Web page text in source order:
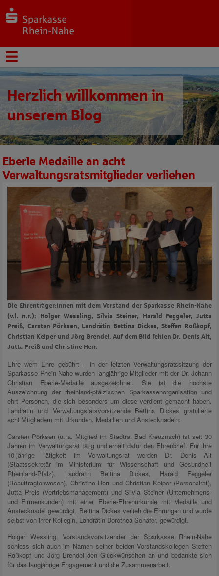
Herzlich willkommen in
unserem Blog
Eberle Medaille an acht
Verwaltungsratsmitglieder verliehen
Die Ehrenträger:innen mit dem Vorstand der Sparkasse Rhein-Nahe
(v.l. n.r.): Holger Wessling, Silvia Steiner, Harald Feggeler, Jutta
Preiß, Carsten Pörksen, Landrätin Bettina Dickes, Steffen Roßkopf,
Christian Keiper und Jörg Brendel. Auf dem Bild fehlen Dr. Denis Alt,
Jutta Preiß und Christine Herr.
Ehre wem Ehre gebührt – in der letzten Verwaltungsratssitzung der
Sparkasse Rhein-Nahe wurden langjährige Mitglieder mit der Dr. Johann
Christian Eberle-Medaille ausgezeichnet. Sie ist die höchste
Auszeichnung der rheinland-pfälzischen Sparkassenorganisation und
ehrt Personen, die sich besonders um diese verdient gemacht haben.
Landrätin und Verwaltungsratsvorsitzende Bettina Dickes gratulierte
acht Mitgliedern mit Urkunden, Medaillen und Anstecknadeln:
Carsten Pörksen (u. a. Mitglied im Stadtrat Bad Kreuznach) ist seit 30
Jahren im Verwaltungsrat tätig und erhält dafür den Ehrenbrief. Für ihre
10-jährige Tätigkeit im Verwaltungsrat werden Dr. Denis Alt
(Staatssekretär im Ministerium für Wissenschaft und Gesundheit
Rheinland-Pfalz), Landrätin Bettina Dickes, Harald Feggeler
(Beauftragtenwesen), Christine Herr und Christian Keiper (Personalrat),
Jutta Preis (Vertriebsmanagement) und Silvia Steiner (Unternehmens-
und Firmenkunden) mit einer Eberle-Ehrenurkunde mit Medaille und
Anstecknadel gewürdigt. Bettina Dickes verlieh die Ehrungen und wurde
selbst von ihrer Kollegin, Landrätin Dorothea Schäfer, gewürdigt.
Holger Wessling, Vorstandsvorsitzender der Sparkasse Rhein-Nahe
schloss sich auch im Namen seiner beiden Vorstandskollegen Steffen
Roßkopf und Jörg Brendel den Glückwünschen an und bedankte sich
für das langjährige Engagement und die Zusammenarbeit.